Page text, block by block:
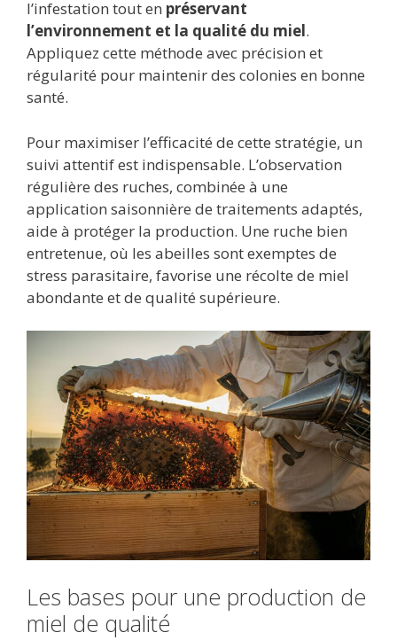
l’infestation tout en préservant
l’environnement et la qualité du miel.
Appliquez cette méthode avec précision et
régularité pour maintenir des colonies en bonne
santé.
Pour maximiser l’efficacité de cette stratégie, un
suivi attentif est indispensable. L’observation
régulière des ruches, combinée à une
application saisonnière de traitements adaptés,
aide à protéger la production. Une ruche bien
entretenue, où les abeilles sont exemptes de
stress parasitaire, favorise une récolte de miel
abondante et de qualité supérieure.
Les bases pour une production de
miel de qualité